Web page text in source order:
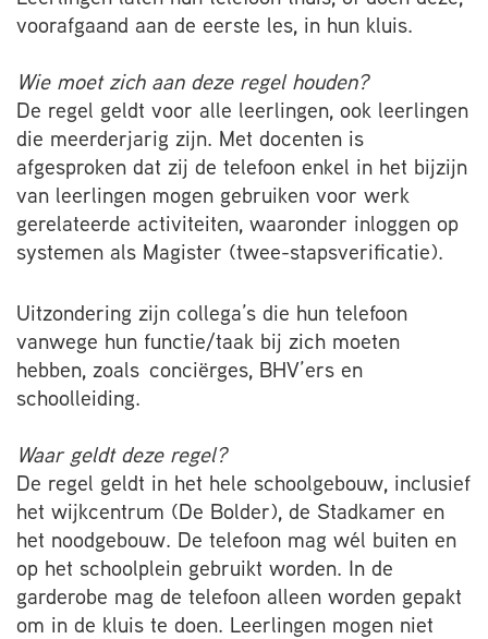
voorafgaand aan de eerste les, in hun kluis.
Wie moet zich aan deze regel houden?
De regel geldt voor alle leerlingen, ook leerlingen
die meerderjarig zijn. Met docenten is
afgesproken dat zij de telefoon enkel in het bijzijn
van leerlingen mogen gebruiken voor werk
gerelateerde activiteiten, waaronder inloggen op
systemen als Magister (twee-stapsverificatie).
Uitzondering zijn collega’s die hun telefoon
vanwege hun functie/taak bij zich moeten
hebben, zoals conciërges, BHV’ers en
schoolleiding.
Waar geldt deze regel?
De regel geldt in het hele schoolgebouw, inclusief
het wijkcentrum (De Bolder), de Stadkamer en
het noodgebouw. De telefoon mag wél buiten en
op het schoolplein gebruikt worden. In de
garderobe mag de telefoon alleen worden gepakt
om in de kluis te doen. Leerlingen mogen niet